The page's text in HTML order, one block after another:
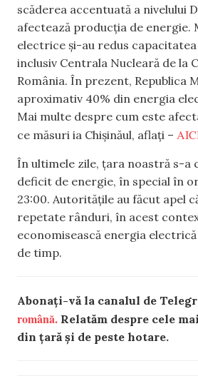
scăderea accentuată a nivelului
afectează producția de energie.
electrice și-au redus
inclusiv Centrala Nucleară de la
România. În prezent, Republica
aproximativ 40% din energia
Mai multe despre cum este
ce măsuri ia Chișinăul, aflați –
În ultimele zile, țara noastră s-a
deficit de energie, în special în
23:00. Autoritățile au făcut apel
repetate rânduri, în acest
economisească energia
de timp.
Abonați-vă la canalul de
română. Relatăm despre cele
din țară și de peste hotare.